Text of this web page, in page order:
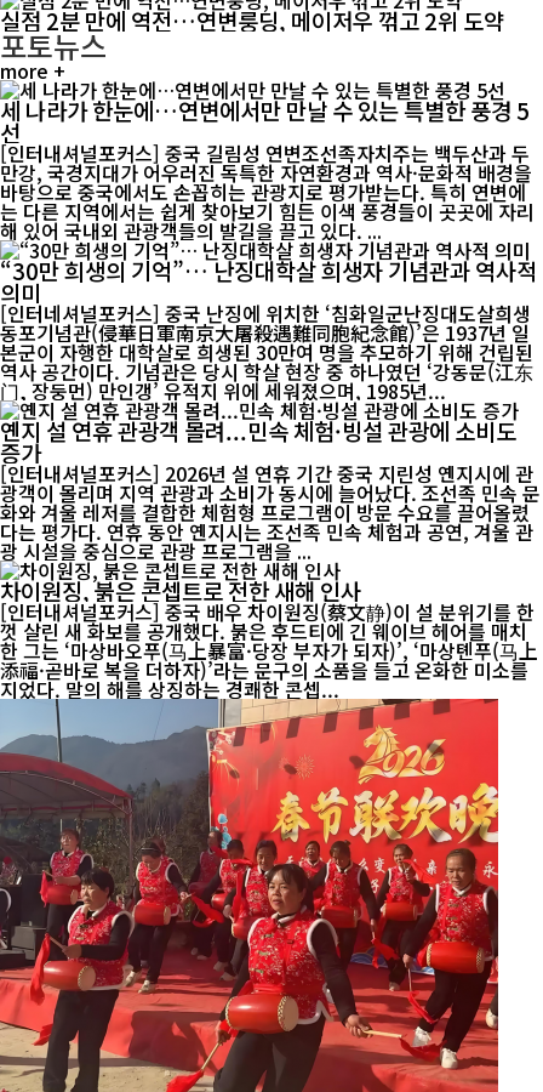
실점 2분 만에 역전…연변룽딩, 메이저우 꺾고 2위 도약
포토뉴스
more +
세 나라가 한눈에…연변에서만 만날 수 있는 특별한 풍경 5
선
[인터내셔널포커스] 중국 길림성 연변조선족자치주는 백두산과 두
만강, 국경지대가 어우러진 독특한 자연환경과 역사·문화적 배경을
바탕으로 중국에서도 손꼽히는 관광지로 평가받는다. 특히 연변에
는 다른 지역에서는 쉽게 찾아보기 힘든 이색 풍경들이 곳곳에 자리
해 있어 국내외 관광객들의 발길을 끌고 있다. ...
“30만 희생의 기억”… 난징대학살 희생자 기념관과 역사적
의미
[인터네셔널포커스] 중국 난징에 위치한 ‘침화일군난징대도살희생
동포기념관(侵華日軍南京大屠殺遇難同胞紀念館)’은 1937년 일
본군이 자행한 대학살로 희생된 30만여 명을 추모하기 위해 건립된
역사 공간이다. 기념관은 당시 학살 현장 중 하나였던 ‘강동문(江东
门, 장둥먼) 만인갱’ 유적지 위에 세워졌으며, 1985년...
옌지 설 연휴 관광객 몰려...민속 체험·빙설 관광에 소비도
증가
[인터내셔널포커스] 2026년 설 연휴 기간 중국 지린성 옌지시에 관
광객이 몰리며 지역 관광과 소비가 동시에 늘어났다. 조선족 민속 문
화와 겨울 레저를 결합한 체험형 프로그램이 방문 수요를 끌어올렸
다는 평가다. 연휴 동안 옌지시는 조선족 민속 체험과 공연, 겨울 관
광 시설을 중심으로 관광 프로그램을 ...
차이원징, 붉은 콘셉트로 전한 새해 인사
[인터내셔널포커스] 중국 배우 차이원징(蔡文静)이 설 분위기를 한
껏 살린 새 화보를 공개했다. 붉은 후드티에 긴 웨이브 헤어를 매치
한 그는 ‘마상바오푸(马上暴富·당장 부자가 되자)’, ‘마상톈푸(马上
添福·곧바로 복을 더하자)’라는 문구의 소품을 들고 온화한 미소를
지었다. 말의 해를 상징하는 경쾌한 콘셉...